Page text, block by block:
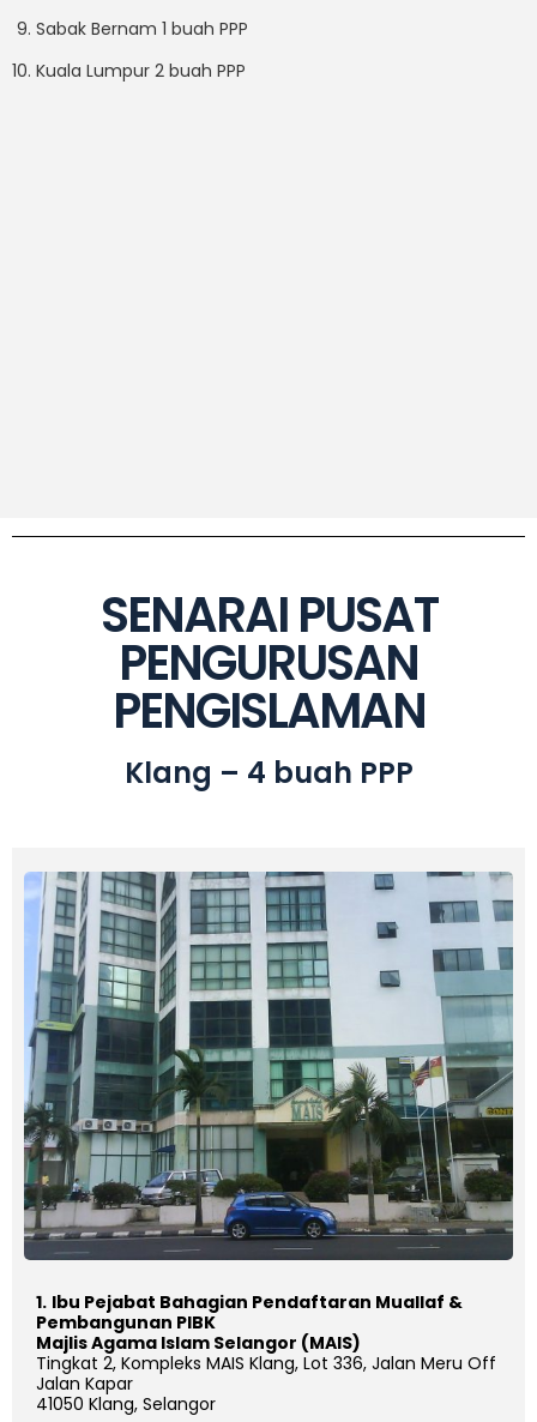
Sabak Bernam 1 buah PPP
Kuala Lumpur 2 buah PPP
SENARAI PUSAT
PENGURUSAN
PENGISLAMAN
Klang – 4 buah PPP
1. Ibu Pejabat Bahagian Pendaftaran Muallaf &
Pembangunan PIBK
Majlis Agama Islam Selangor (MAIS)
Tingkat 2, Kompleks MAIS Klang, Lot 336, Jalan Meru Off
Jalan Kapar
41050 Klang, Selangor